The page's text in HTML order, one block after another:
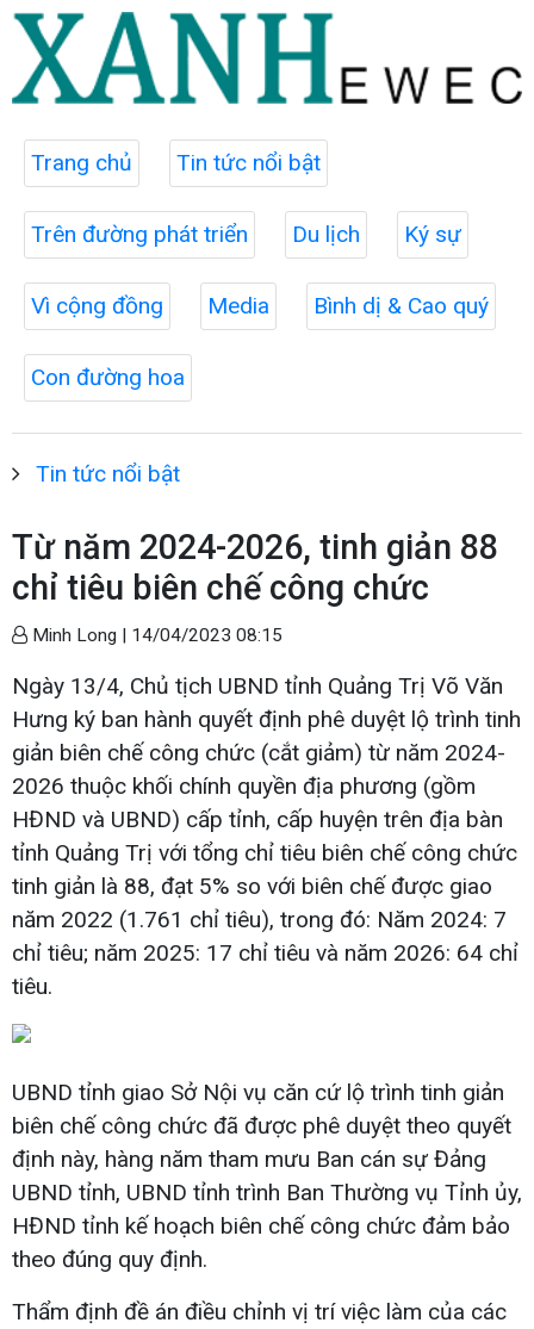
Trang chủ Tin tức nổi bật
Trên đường phát triển Du lịch Ký sự
Vì cộng đồng Media Bình dị & Cao quý
Con đường hoa
Tin tức nổi bật
Từ năm 2024-2026, tinh giản 88
chỉ tiêu biên chế công chức
Minh Long | 14/04/2023 08:15
Ngày 13/4, Chủ tịch UBND tỉnh Quảng Trị Võ Văn
Hưng ký ban hành quyết định phê duyệt lộ trình tinh
giản biên chế công chức (cắt giảm) từ năm 2024-
2026 thuộc khối chính quyền địa phương (gồm
HĐND và UBND) cấp tỉnh, cấp huyện trên địa bàn
tỉnh Quảng Trị với tổng chỉ tiêu biên chế công chức
tinh giản là 88, đạt 5% so với biên chế được giao
năm 2022 (1.761 chỉ tiêu), trong đó: Năm 2024: 7
chỉ tiêu; năm 2025: 17 chỉ tiêu và năm 2026: 64 chỉ
tiêu.
UBND tỉnh giao Sở Nội vụ căn cứ lộ trình tinh giản
biên chế công chức đã được phê duyệt theo quyết
định này, hàng năm tham mưu Ban cán sự Đảng
UBND tỉnh, UBND tỉnh trình Ban Thường vụ Tỉnh ủy,
HĐND tỉnh kế hoạch biên chế công chức đảm bảo
theo đúng quy định.
Thẩm định đề án điều chỉnh vị trí việc làm của các